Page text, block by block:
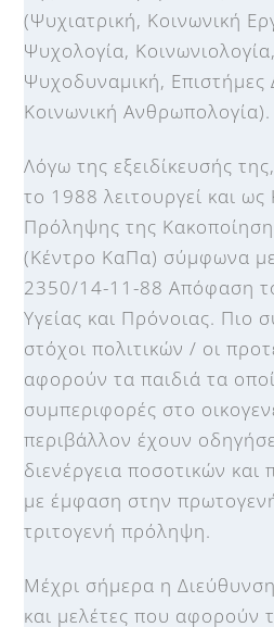
(Ψυχιατρική, Κοινωνική
Ψυχολογία,
Ψυχοδυναμική, Επιστήμες
Κοινωνική Ανθρωπολογία).
Λόγω της εξειδίκευσής
το 1988 λειτουργεί και
Πρόληψης της
(Κέντρο ΚαΠα) σύμφωνα με
2350/14-11-88 Απόφαση
Υγείας και Πρόνοιας. Πιο
στόχοι πολιτικών / οι
αφορούν τα παιδιά τα
συμπεριφορές στο
περιβάλλον έχουν
διενέργεια ποσοτικών και
με έμφαση στην
τριτογενή πρόληψη.
Μέχρι σήμερα η
και μελέτες που αφορούν